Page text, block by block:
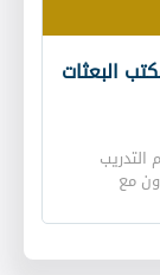
البعثات
مع
ولاية